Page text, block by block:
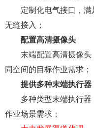
定制化电气接口，
无缝接入；
配置高清摄像头
末端配置高清摄像
同空间的目标作业需求；
提供多种末端执行器
多种类型末端执行
作业场景需求；